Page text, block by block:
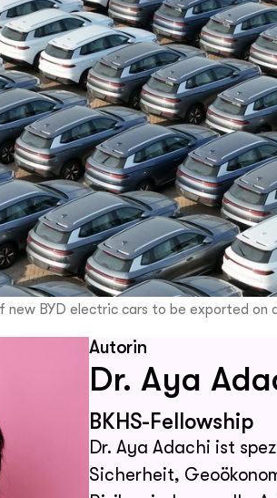
new BYD electric cars to be exported on
Autorin
Dr. Aya
BKHS-Fellowship
Dr. Aya Adachi ist
Sicherheit,